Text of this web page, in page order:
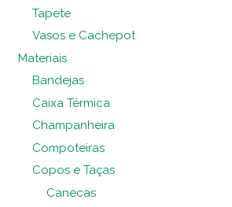
Tapete
Vasos e Cachepot
Materiais
Bandejas
Caixa Térmica
Champanheira
Compoteiras
Copos e Taças
Canecas